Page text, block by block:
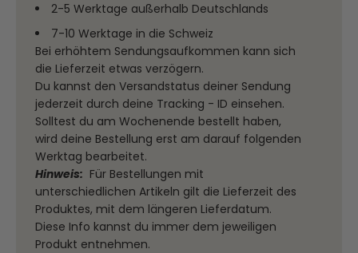
2-5 Werktage außerhalb Deutschlands
7-10 Werktage in die Schweiz
Bei erhöhtem Sendungsaufkommen kann sich
die Lieferzeit etwas verzögern.
Du kannst den Versandstatus deiner Sendung
jederzeit durch deine Tracking - ID einsehen.
Solltest du am Wochenende bestellt haben,
wird deine Bestellung erst am darauf folgenden
Werktag bearbeitet.
Hinweis: Für Bestellungen mit
unterschiedlichen Artikeln gilt die Lieferzeit des
Produktes, mit dem längeren Lieferdatum.
Diese Info kannst du immer dem jeweiligen
Produkt entnehmen.